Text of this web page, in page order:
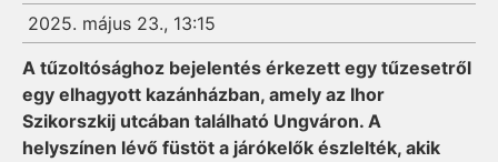
2025. május 23., 13:15
A tűzoltósághoz bejelentés érkezett egy tűzesetről
egy elhagyott kazánházban, amely az Ihor
Szikorszkij utcában található Ungváron. A
helyszínen lévő füstöt a járókelők észlelték, akik